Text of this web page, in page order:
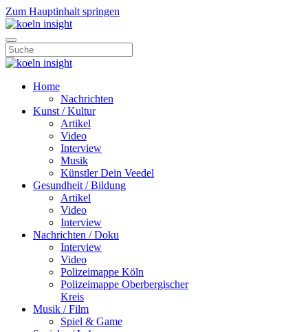
Zum Hauptinhalt springen
Home
Nachrichten
Kunst / Kultur
Artikel
Video
Interview
Musik
Künstler Dein Veedel
Gesundheit / Bildung
Artikel
Video
Interview
Nachrichten / Doku
Interview
Video
Polizeimappe Köln
Polizeimappe Oberbergischer
Kreis
Musik / Film
Spiel & Game